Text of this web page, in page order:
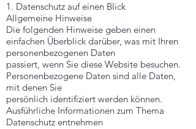
1. Datenschutz auf einen Blick
Allgemeine Hinweise
Die folgenden Hinweise geben einen
einfachen Überblick darüber, was mit Ihren
personenbezogenen Daten
passiert, wenn Sie diese Website besuchen.
Personenbezogene Daten sind alle Daten,
mit denen Sie
persönlich identifiziert werden können.
Ausführliche Informationen zum Thema
Datenschutz entnehmen